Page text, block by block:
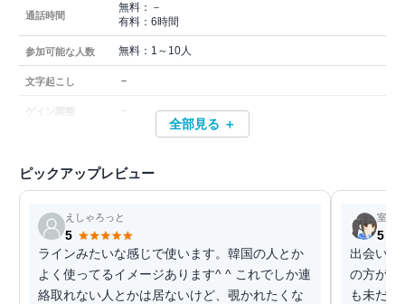
通話時間
無料：－
有料：6時間
参加可能な人数 無料：1～10人
文字起こし －
ゲイン調整 －
全部見る ＋
ピックアップレビュー
えしゃろっと
5
ラインみたいな感じで使います。韓国の人とか
よく使ってるイメージあります^ ^ これでしか連
絡取れない人とかは居ないけど、覗かれたくな
室長
5
出会い厨
の方が歴
も未だ